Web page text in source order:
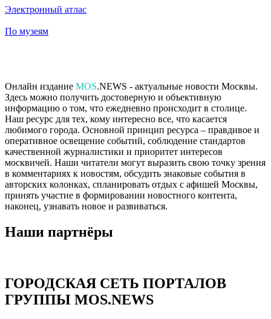
Электронный атлас
По музеям
Онлайн издание MOS.NEWS - актуальные новости Москвы.
Здесь можно получить достоверную и объективную
информацию о том, что ежедневно происходит в столице.
Наш ресурс для тех, кому интересно все, что касается
любимого города. Основной принцип ресурса – правдивое и
оперативное освещение событий, соблюдение стандартов
качественной журналистики и приоритет интересов
москвичей. Наши читатели могут выразить свою точку зрения
в комментариях к новостям, обсудить знаковые события в
авторских колонках, спланировать отдых с афишей Москвы,
принять участие в формировании новостного контента,
наконец, узнавать новое и развиваться.
Наши партнёры
ГОРОДСКАЯ СЕТЬ ПОРТАЛОВ
ГРУППЫ MOS.NEWS